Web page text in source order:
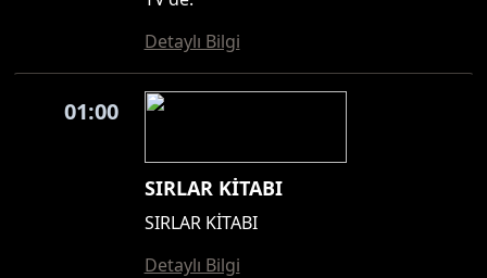
Detaylı Bilgi
01:00
SIRLAR KİTABI
SIRLAR KİTABI
Detaylı Bilgi